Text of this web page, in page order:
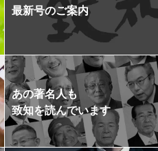
最新号のご案内
あの著名人も
致知を読んでいます